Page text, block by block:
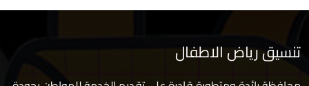
تنسيق رياض الاطفال